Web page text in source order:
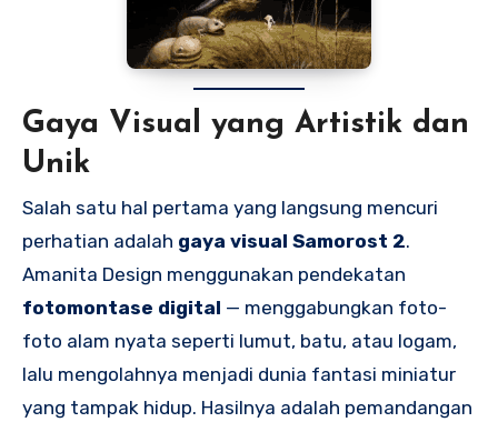
Gaya Visual yang Artistik dan
Unik
Salah satu hal pertama yang langsung mencuri
perhatian adalah gaya visual Samorost 2.
Amanita Design menggunakan pendekatan
fotomontase digital — menggabungkan foto-
foto alam nyata seperti lumut, batu, atau logam,
lalu mengolahnya menjadi dunia fantasi miniatur
yang tampak hidup. Hasilnya adalah pemandangan